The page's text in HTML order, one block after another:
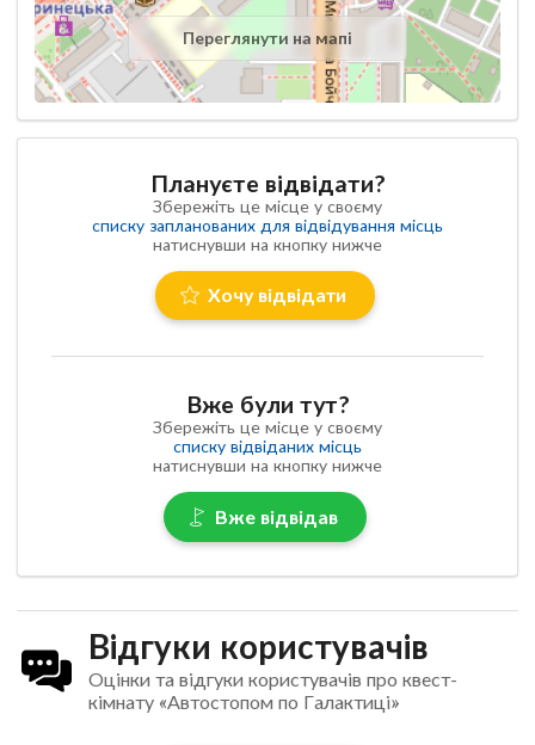
Переглянути на мапі
Плануєте відвідати?
Збережіть це місце у своєму
списку запланованих для відвідування місць
натиснувши на кнопку нижче
Хочу відвідати
Вже були тут?
Збережіть це місце у своєму
списку відвіданих місць
натиснувши на кнопку нижче
Вже відвідав
Відгуки користувачів
Оцінки та відгуки користувачів про квест-
кімнату «Автостопом по Галактиці»